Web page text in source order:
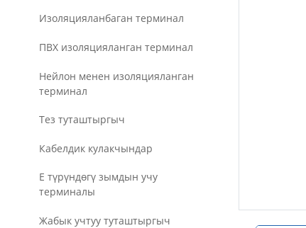
Изоляцияланбаган терминал
ПВХ изоляцияланган терминал
Нейлон менен изоляцияланган
терминал
Тез туташтыргыч
Кабелдик кулакчындар
E түрүндөгү зымдын учу
терминалы
Жабык учтуу туташтыргыч